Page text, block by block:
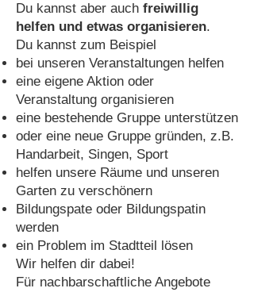
Du kannst aber auch freiwillig
helfen und etwas organisieren.
Du kannst zum Beispiel
bei unseren Veranstaltungen helfen
eine eigene Aktion oder
Veranstaltung organisieren
eine bestehende Gruppe unterstützen
oder eine neue Gruppe gründen, z.B.
Handarbeit, Singen, Sport
helfen unsere Räume und unseren
Garten zu verschönern
Bildungspate oder Bildungspatin
werden
ein Problem im Stadtteil lösen
Wir helfen dir dabei!
Für nachbarschaftliche Angebote